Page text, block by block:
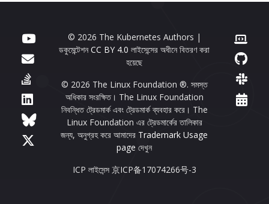
© 2026 The Kubernetes Authors |
ডকুমেন্টেশনCC BY 4.0 লাইসেন্সের অধীনে বিতরণ করা
হয়েছে
© 2026 The Linux Foundation ®. সমস্ত
অধিকার সংরক্ষিত। The Linux Foundation
নিবন্ধিত ট্রেডমার্ক এবং ট্রেডমার্ক ব্যবহার করে। The
Linux Foundation এর ট্রেডমার্কের তালিকার
জন্য, অনুগ্রহ করে আমাদের Trademark Usage
page দেখুন
ICP লাইসেন্স 京ICP备17074266号-3